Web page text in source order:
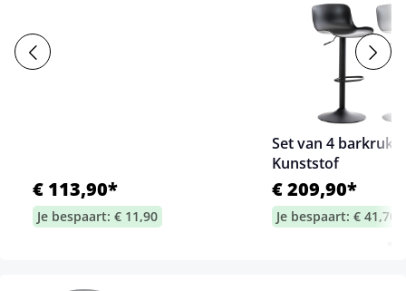
€ 113,90*
Je bespaart: € 11,90
Set van 4
Kunststof
€ 209,90*
Je bespaart: € 41,70